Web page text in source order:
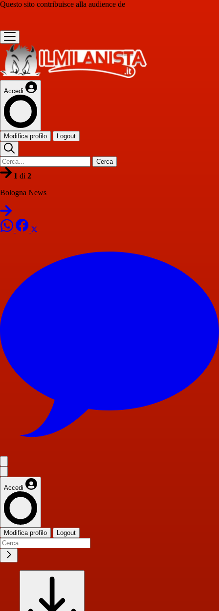
Questo sito contribuisce alla audience de
Accedi
Modifica profilo Logout
Cerca
1 di 2
Bologna News
Accedi
Modifica profilo Logout